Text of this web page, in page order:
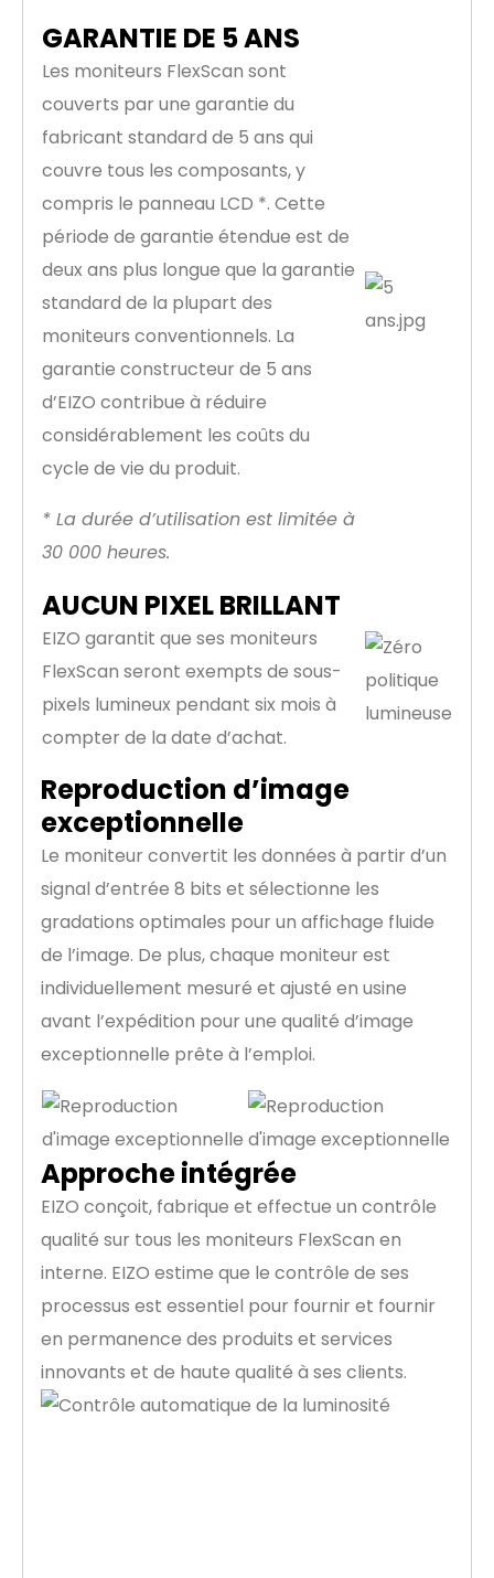
GARANTIE DE 5 ANS
Les moniteurs FlexScan sont
couverts par une garantie du
fabricant standard de 5 ans qui
couvre tous les composants, y
compris le panneau LCD *. Cette
période de garantie étendue est de
deux ans plus longue que la garantie
standard de la plupart des
moniteurs conventionnels. La
garantie constructeur de 5 ans
d’EIZO contribue à réduire
considérablement les coûts du
cycle de vie du produit.
* La durée d’utilisation est limitée à
30 000 heures.
AUCUN PIXEL BRILLANT
EIZO garantit que ses moniteurs
FlexScan seront exempts de sous-
pixels lumineux pendant six mois à
compter de la date d’achat.
Reproduction d’image
exceptionnelle
Le moniteur convertit les données à partir d’un
signal d’entrée 8 bits et sélectionne les
gradations optimales pour un affichage fluide
de l’image. De plus, chaque moniteur est
individuellement mesuré et ajusté en usine
avant l’expédition pour une qualité d’image
exceptionnelle prête à l’emploi.
Approche intégrée
EIZO conçoit, fabrique et effectue un contrôle
qualité sur tous les moniteurs FlexScan en
interne. EIZO estime que le contrôle de ses
processus est essentiel pour fournir et fournir
en permanence des produits et services
innovants et de haute qualité à ses clients.